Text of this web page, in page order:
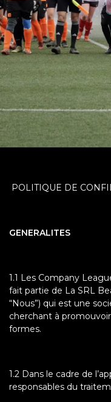
POLITIQUE DE
GENERALITES
1.1 Les Company
fait partie de La SRL
“Nous”) qui est une
cherchant à
formes.
1.2 Dans le cadre de
responsables du